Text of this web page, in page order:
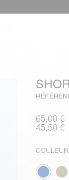
65,00 €
45,50 €
COULEUR